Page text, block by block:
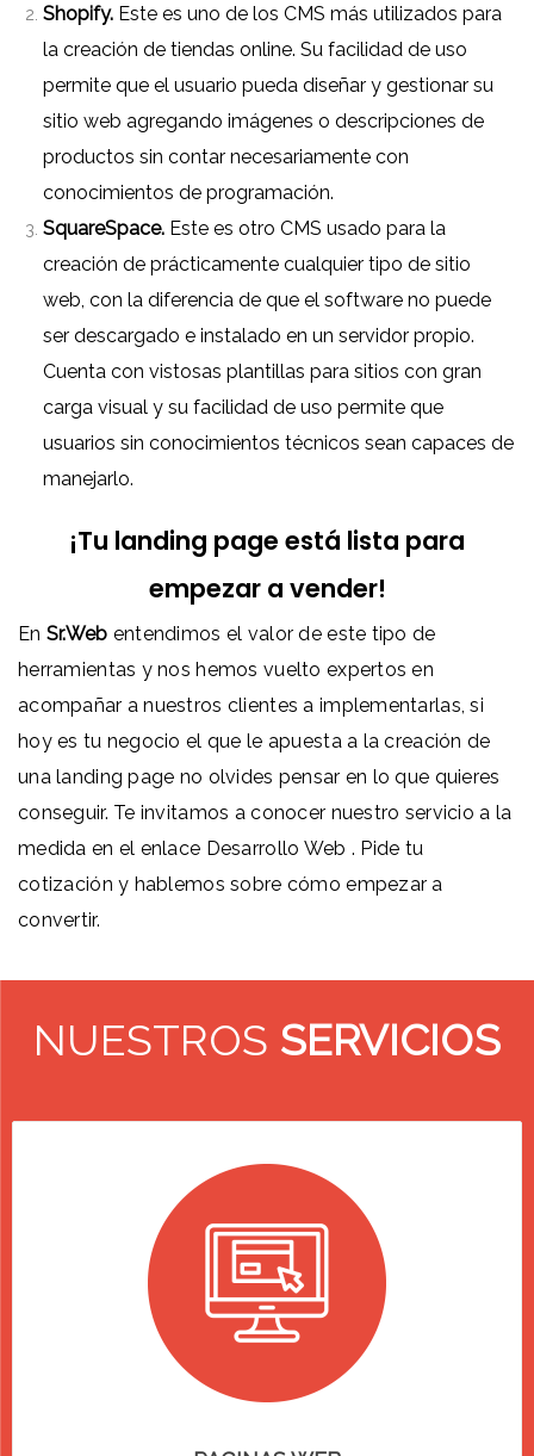
Shopify. Este es uno de los CMS más utilizados para
la creación de tiendas online. Su facilidad de uso
permite que el usuario pueda diseñar y gestionar su
sitio web agregando imágenes o descripciones de
productos sin contar necesariamente con
conocimientos de programación.
SquareSpace. Este es otro CMS usado para la
creación de prácticamente cualquier tipo de sitio
web, con la diferencia de que el software no puede
ser descargado e instalado en un servidor propio.
Cuenta con vistosas plantillas para sitios con gran
carga visual y su facilidad de uso permite que
usuarios sin conocimientos técnicos sean capaces de
manejarlo.
¡Tu landing page está lista para
empezar a vender!
En Sr.Web entendimos el valor de este tipo de
herramientas y nos hemos vuelto expertos en
acompañar a nuestros clientes a implementarlas, si
hoy es tu negocio el que le apuesta a la creación de
una landing page no olvides pensar en lo que quieres
conseguir. Te invitamos a conocer nuestro servicio a la
medida en el enlace Desarrollo Web . Pide tu
cotización y hablemos sobre cómo empezar a
convertir.
NUESTROS SERVICIOS